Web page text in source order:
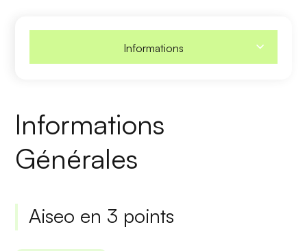
Informations
Informations
Générales
Aiseo en 3 points